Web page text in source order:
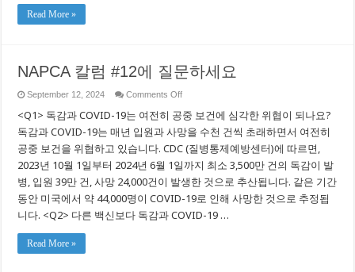
행
사
원
사
를
하
고
해
안
지
Read More »
NAPCA 칼럼 #12에 질문하세요
September 12, 2024 Comments Offon
칼
#12
에
문
하
세
<Q1> 독감과 COVID-19는 여전히 공중 보건에 심각한 위협이 되나요?
독감과 COVID-19는 매년 입원과 사망을 수천 건씩 초래하면서 여전히
공중 보건을 위협하고 있습니다. CDC (질병통제예방센터)에 따르면,
2023년 10월 1일부터 2024년 6월 1일까지 최소 3,500만 건의 독감이 발
병, 입원 39만 건, 사망 24,000건이 발생한 것으로 추산됩니다. 같은 기간
동안 미국에서 약 44,000명이 COVID-19로 인해 사망한 것으로 추정됩
니다. <Q2> 다른 백신보다 독감과 COVID-19 …
Read More »